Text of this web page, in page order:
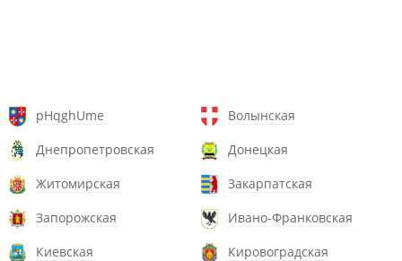
pHqghUme
Волынская
Днепропетровская
Донецкая
Житомирская
Закарпатская
Запорожская
Ивано-Франковская
Киевская
Кировоградская